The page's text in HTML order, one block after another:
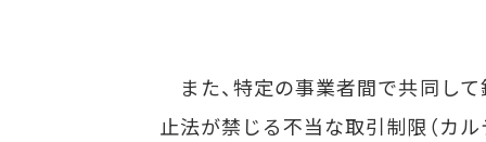
また、特定の事業者間で共同し
止法が禁じる不当な取引制限（カ